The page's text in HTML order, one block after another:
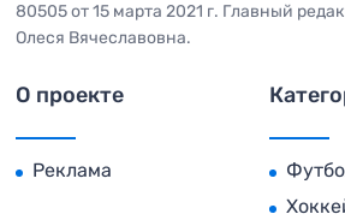
80505 от 15 марта 2021 г. Главный
Олеся Вячеславовна.
О проекте
Реклама